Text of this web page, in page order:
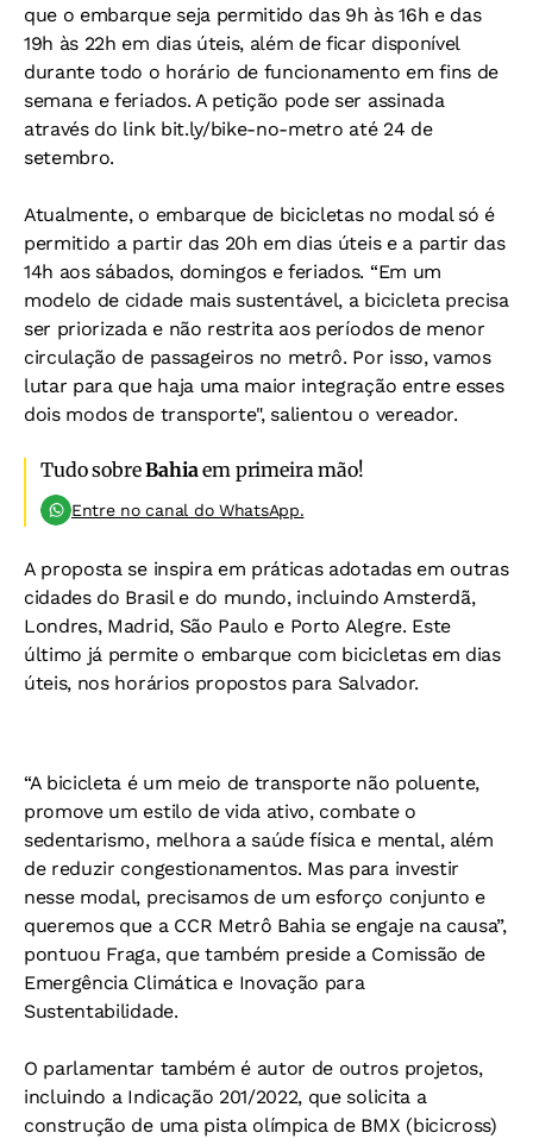
que o embarque seja permitido das 9h às 16h e das
19h às 22h em dias úteis, além de ficar disponível
durante todo o horário de funcionamento em fins de
semana e feriados. A petição pode ser assinada
através do link bit.ly/bike-no-metro até 24 de
setembro.
Atualmente, o embarque de bicicletas no modal só é
permitido a partir das 20h em dias úteis e a partir das
14h aos sábados, domingos e feriados. “Em um
modelo de cidade mais sustentável, a bicicleta precisa
ser priorizada e não restrita aos períodos de menor
circulação de passageiros no metrô. Por isso, vamos
lutar para que haja uma maior integração entre esses
dois modos de transporte", salientou o vereador.
Tudo sobreBahiaem primeira mão!
Entre no canal do WhatsApp.
A proposta se inspira em práticas adotadas em outras
cidades do Brasil e do mundo, incluindo Amsterdã,
Londres, Madrid, São Paulo e Porto Alegre. Este
último já permite o embarque com bicicletas em dias
úteis, nos horários propostos para Salvador.
“A bicicleta é um meio de transporte não poluente,
promove um estilo de vida ativo, combate o
sedentarismo, melhora a saúde física e mental, além
de reduzir congestionamentos. Mas para investir
nesse modal, precisamos de um esforço conjunto e
queremos que a CCR Metrô Bahia se engaje na causa”,
pontuou Fraga, que também preside a Comissão de
Emergência Climática e Inovação para
Sustentabilidade.
O parlamentar também é autor de outros projetos,
incluindo a Indicação 201/2022, que solicita a
construção de uma pista olímpica de BMX (bicicross)